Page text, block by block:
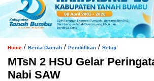
Home / Berita Daerah / Pendidikan / Religi
MTsN 2 HSU Gelar
Nabi SAW